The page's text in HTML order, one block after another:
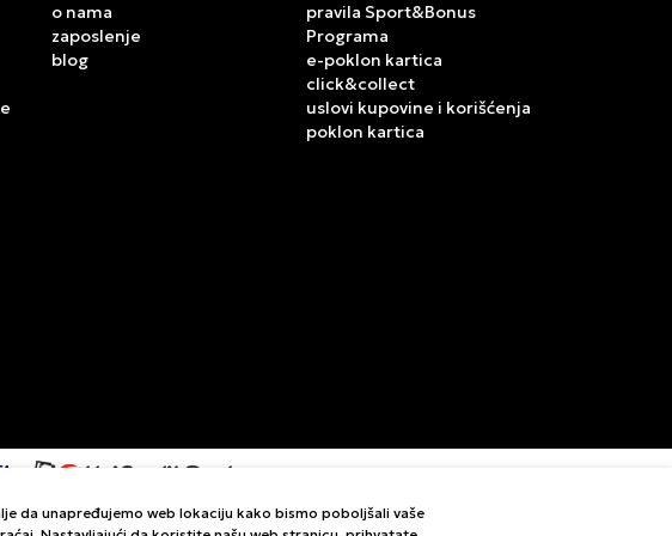
o nama
zaposlenje
blog
pravila Sport&Bonus
Programa
e-poklon kartica
click&collect
uslovi kupovine i korišćenja
poklon kartica
da unapređujemo web lokaciju kako bismo poboljšali vaše